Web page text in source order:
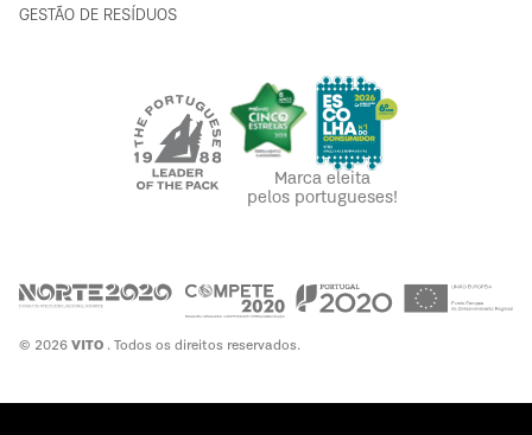
GESTÃO DE RESÍDUOS
Marca eleita
pelos portugueses!
© 2026 VITO . Todos os direitos reservados.